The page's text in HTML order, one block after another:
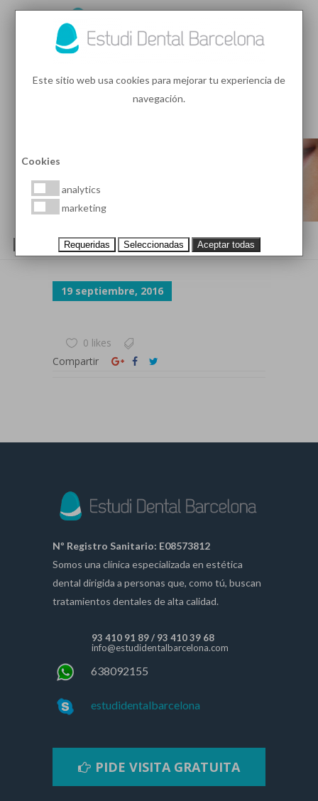
BRACKETS-AUTOLIGABLES
19 septiembre, 2016
0 likes
Compartir
Nº Registro Sanitario: E08573812
Somos una clínica especializada en estética
dental dirigida a personas que, como tú, buscan
tratamientos dentales de alta calidad.
93 410 91 89/ 93 410 39 68
info@estudidentalbarcelona.com
638092155
estudidentalbarcelona
PIDE VISITA GRATUITA
Este sitio web usa cookies para mejorar tu experiencia de
navegación.
Cookies
analytics
marketing
Requeridas Seleccionadas Aceptar todas